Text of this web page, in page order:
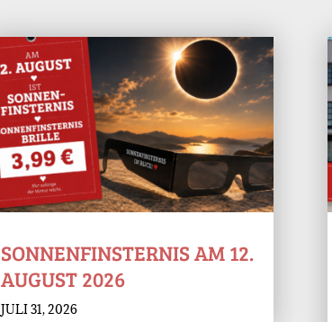
SONNENFINSTERNIS AM 12.
AUGUST 2026
JULI 31, 2026